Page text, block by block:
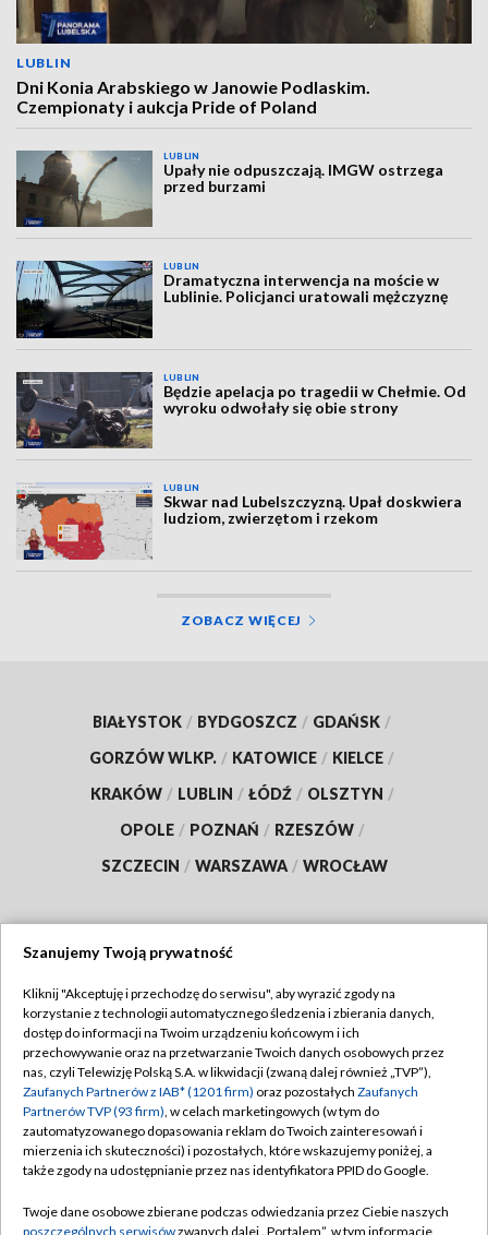
LUBLIN
Dni Konia Arabskiego w Janowie Podlaskim.
Czempionaty i aukcja Pride of Poland
LUBLIN
Upały nie odpuszczają. IMGW ostrzega
przed burzami
LUBLIN
Dramatyczna interwencja na moście w
Lublinie. Policjanci uratowali mężczyznę
LUBLIN
Będzie apelacja po tragedii w Chełmie. Od
wyroku odwołały się obie strony
LUBLIN
Skwar nad Lubelszczyzną. Upał doskwiera
ludziom, zwierzętom i rzekom
ZOBACZ WIĘCEJ
BIAŁYSTOK / BYDGOSZCZ / GDAŃSK /
GORZÓW WLKP. / KATOWICE / KIELCE /
KRAKÓW / LUBLIN / ŁÓDŹ / OLSZTYN /
OPOLE / POZNAŃ / RZESZÓW /
SZCZECIN / WARSZAWA / WROCŁAW
TVP
Abonament TVP
Emisja w TVP
Centrum informacji TVP
Naziemna Telewizja Cyfrowa
Rada Programowa
Regulamin TVP
Polityka prywatności
Moje zgody
Pomoc
Szanujemy Twoją prywatność
Kliknij "Akceptuję i przechodzę do serwisu", aby wyrazić zgody na
korzystanie z technologii automatycznego śledzenia i zbierania danych,
dostęp do informacji na Twoim urządzeniu końcowym i ich
przechowywanie oraz na przetwarzanie Twoich danych osobowych przez
nas, czyli Telewizję Polską S.A. w likwidacji (zwaną dalej również „TVP”),
Zaufanych Partnerów z IAB* (1201 firm) oraz pozostałych Zaufanych
Partnerów TVP (93 firm), w celach marketingowych (w tym do
zautomatyzowanego dopasowania reklam do Twoich zainteresowań i
mierzenia ich skuteczności) i pozostałych, które wskazujemy poniżej, a
także zgody na udostępnianie przez nas identyfikatora PPID do Google.
Twoje dane osobowe zbierane podczas odwiedzania przez Ciebie naszych
poszczególnych serwisówzwanych dalej „Portalem”, w tym informacje